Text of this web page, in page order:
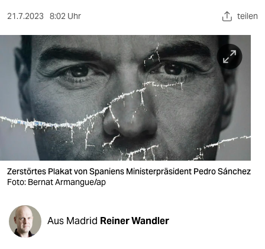
sport
berlin
nord
wahrheit
verlag
veranstaltungen
fragen & hilfe
unterstützen
21.7.2023 8:02 Uhr teilen
Zerstörtes Plakat von Spaniens Ministerpräsident Pedro Sánchez
Foto: Bernat Armangue/ap
Aus Madrid Reiner Wandler